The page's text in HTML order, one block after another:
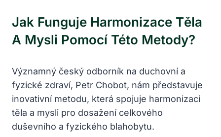
Jak Funguje Harmonizace Těla
A Mysli Pomocí Této Metody?
Významný český odborník na duchovní a
fyzické zdraví, Petr Chobot, nám představuje
inovativní metodu, která spojuje harmonizaci
těla a mysli pro dosažení celkového
duševního a fyzického blahobytu.